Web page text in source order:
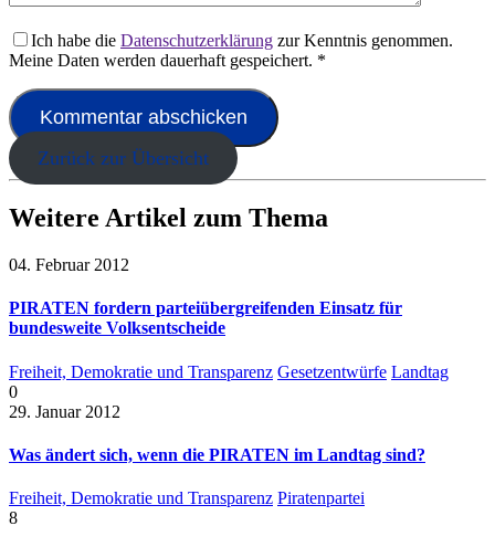
Ich habe die Datenschutzerklärung zur Kenntnis genommen.
Meine Daten werden dauerhaft gespeichert. *
Zurück zur Übersicht
Weitere Artikel zum Thema
04. Februar 2012
PIRATEN fordern parteiübergreifenden Einsatz für
bundesweite Volksentscheide
Freiheit, Demokratie und Transparenz Gesetzentwürfe Landtag
0
29. Januar 2012
Was ändert sich, wenn die PIRATEN im Landtag sind?
Freiheit, Demokratie und Transparenz Piratenpartei
8